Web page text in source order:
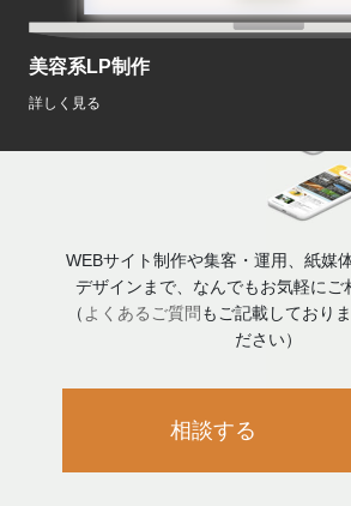
美容系LP制作
詳しく見る
WEBサイト制作や集客・運用、紙媒
デザインまで、なんでもお気軽にご
（ よくあるご質問 もご記載しており
ださい）
相談する